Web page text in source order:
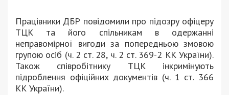
Працівники ДБР повідомили про підозру офіцеру
ТЦК та його спільникам в одержанні
неправомірної вигоди за попередньою змовою
групою осіб (ч. 2 ст. 28, ч. 2 ст. 369-2 КК України).
Також співробітнику ТЦК інкримінують
підроблення офіційних документів (ч. 1 ст. 366
КК України).